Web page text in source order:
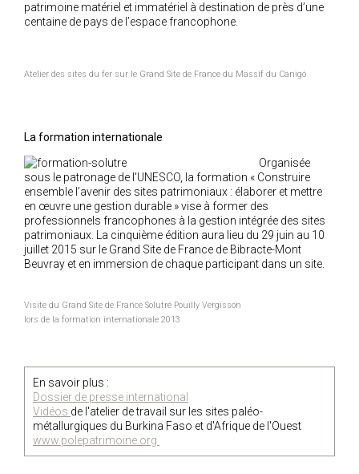
patrimoine matériel et immatériel à destination de près d’une
centaine de pays de l’espace francophone.
Atelier des sites du fer sur le Grand Site de France du Massif du Canigó
La formation internationale
Organisée
sous le patronage de l'UNESCO, la formation « Construire
ensemble l’avenir des sites patrimoniaux : élaborer et mettre
en œuvre une gestion durable » vise à former des
professionnels francophones à la gestion intégrée des sites
patrimoniaux. La cinquième édition aura lieu du 29 juin au 10
juillet 2015 sur le Grand Site de France de Bibracte-Mont
Beuvray et en immersion de chaque participant dans un site.
Visite du Grand Site de France Solutré Pouilly Vergisson
lors de la formation internationale 2013
En savoir plus :
Dossier de presse international
Vidéos de l'atelier de travail sur les sites paléo-
métallurgiques du Burkina Faso et d'Afrique de l'Ouest
www.polepatrimoine.org